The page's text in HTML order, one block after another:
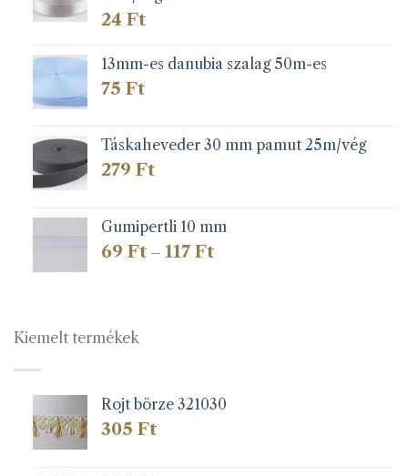
24 Ft
13mm-es danubia szalag 50m-es
75 Ft
Táskaheveder 30 mm pamut 25m/vég
279 Ft
Gumipertli 10 mm
69 Ft – 117 FtÁrtartomány:
Kiemelt termékek
Rojt börze 321030
305 Ft